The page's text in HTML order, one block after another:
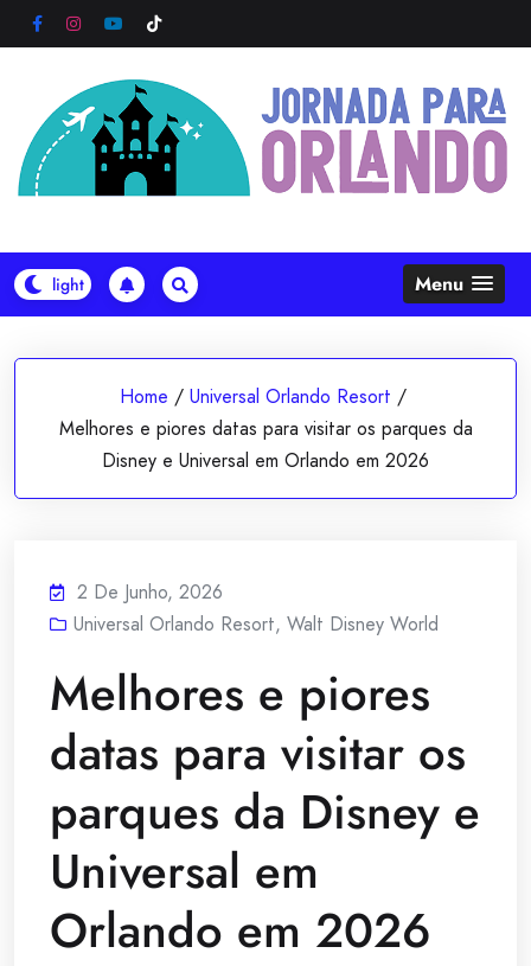
to
Menu
Home / Universal Orlando Resort /
Melhores e piores datas para visitar os parques da
Disney e Universal em Orlando em 2026
2 De Junho, 2026
Universal Orlando Resort, Walt Disney World
Melhores e piores
datas para visitar os
parques da Disney e
Universal em
Orlando em 2026